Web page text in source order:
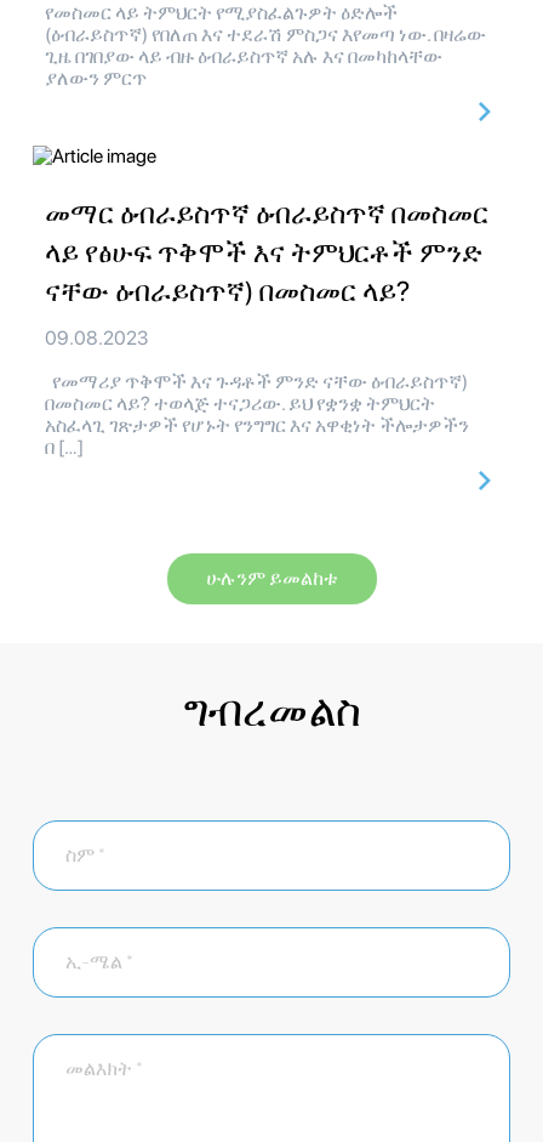
የመስመር ላይ ትምህርት የሚያስፈልጉዎት ዕድሎች
(ዕብራይስጥኛ) የበለጠ እና ተደራሽ ምስጋና እየመጣ ነው. በዛሬው
ጊዜ በገበያው ላይ ብዙ ዕብራይስጥኛ አሉ እና በመካከላቸው
ያለውን ምርጥ
መማር ዕብራይስጥኛ ዕብራይስጥኛ በመስመር
ላይ የፅሁፍ ጥቅሞች እና ትምህርቶች ምንድ
ናቸው ዕብራይስጥኛ) በመስመር ላይ?
09.08.2023
የመማሪያ ጥቅሞች እና ጉዳቶች ምንድ ናቸው ዕብራይስጥኛ)
በመስመር ላይ? ተወላጅ ተናጋሪው. ይህ የቋንቋ ትምህርት
አስፈላጊ ገጽታዎች የሆኑት የንግግር እና አዋቂነት ችሎታዎችን
በ […]
ሁሉንም ይመልከቱ
ግብረመልስ